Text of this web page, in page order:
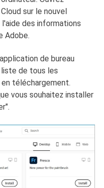
sur le nouvel
des informations
Adobe.
de bureau
liste de tous les
téléchargement.
vous souhaitez installer